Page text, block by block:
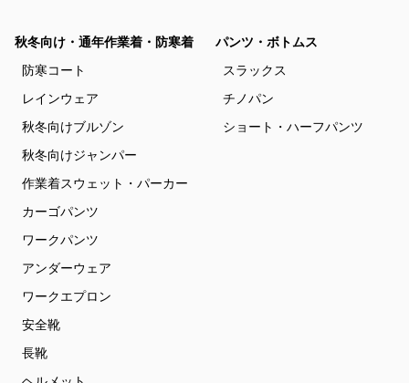
秋冬向け・通年作業着・防寒着
防寒コート
レインウェア
秋冬向けブルゾン
秋冬向けジャンパー
作業着スウェット・パーカー
カーゴパンツ
ワークパンツ
アンダーウェア
ワークエプロン
安全靴
長靴
パンツ・ボトムス
スラックス
チノパン
ショート・ハーフパンツ